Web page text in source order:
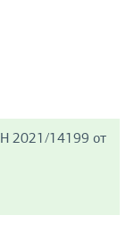
2021/14199 от